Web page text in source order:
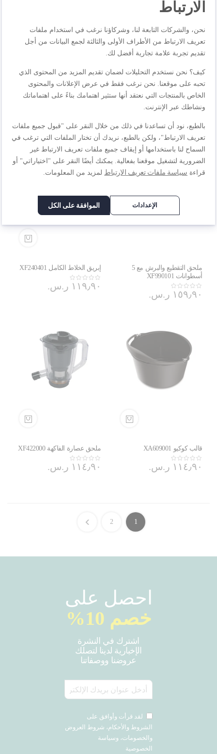
إبريق الخلاط XF634BB1
١٥٩٫٩٠ ر.س.‏
مفرمة صغيرة XF635BB1
غير متوفر في
المخزون
ملحق التقطيع والبرش مع 5
أسطوانات XF990101
١٥٩٫٩٠ ر.س.‏
إبريق الخلاط الكامل XF240401
١١٩٫٩٠ ر.س.‏
قالب كوكيو XA609001
١١٤٫٩٠ ر.س.‏
ملحق عصارة الفاكهة XF422000
١١٤٫٩٠ ر.س.‏
1
2
احصل على
خصم 10%
اشترك في النشرة
الإخبارية لدينا لتصلك
عروضنا ووصفاتنا
لقد قرأت وأوافق على
الشروط والأحكام، شروط العروض
والخصومات، وسياسة
الخصوصية
الارتباط
نحن، والشركات التابعة لنا، وشركاؤنا نرغب في استخدام ملفات
تعريف الارتباط من الأطراف الأولى والثالثة لجمع البيانات من أجل
تقديم تجربة علامة تجارية أفضل لك.
كيف؟ نحن نستخدم التحليلات لضمان تقديم المزيد من المحتوى الذي
تحبه على موقعنا. نحن نرغب فقط في عرض الإعلانات والمحتوى
الخاص بالمنتجات التي نعتقد أنها ستثير اهتمامك بناءً على اهتماماتك
ونشاطك عبر الإنترنت.
بالطبع، نود أن تساعدنا في ذلك من خلال النقر على "قبول جميع ملفات
تعريف الارتباط"، ولكن بالطبع، نريدك أن تختار الملفات التي ترغب في
السماح لنا باستخدامها أو إيقاف جميع ملفات تعريف الارتباط غير
الضرورية لتشغيل موقعنا بفعالية. يمكنك أيضًا النقر على "اختياراتي" أو
قراءة سياسة ملفات تعريف الارتباط لمزيد من المعلومات.
الإعدادات الموافقة على الكل